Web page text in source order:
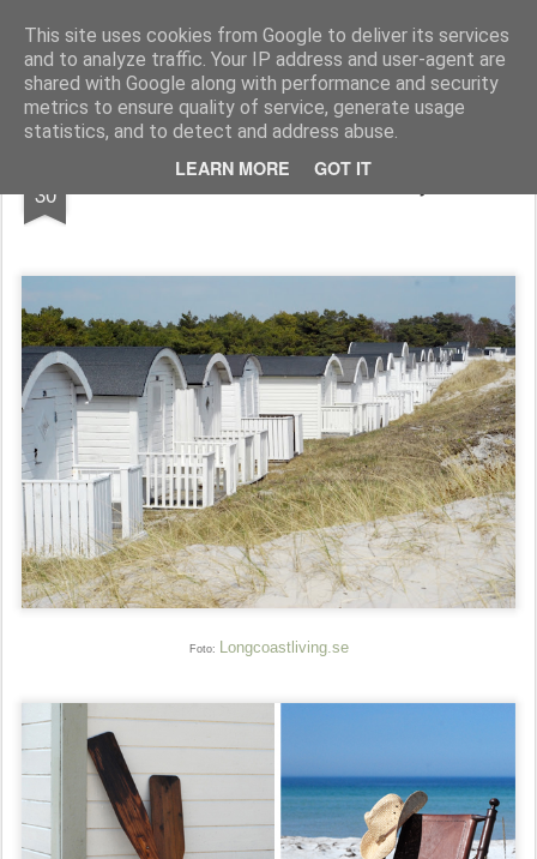
This site uses cookies from Google to deliver its services
and to analyze traffic. Your IP address and user-agent are
shared with Google along with performance and security
metrics to ensure quality of service, generate usage
statistics, and to detect and address abuse.
LEARN MORE GOT IT
Longcoast Living Longcoast Living är en webbutik där du hittar personlig och tidlös inredning till ditt hem.
Startsida Longcoast Living För Bloggare och Press
30 Sommarens uteliv har börjat!
Foto: Longcoastliving.se